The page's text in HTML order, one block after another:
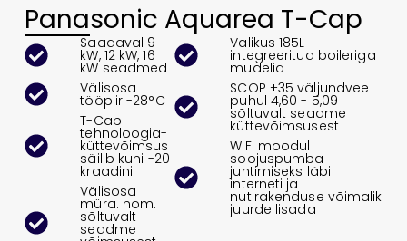
Panasonic Aquarea T-Cap
Saadaval 9
kW, 12 kW, 16
kW seadmed
Välisosa
tööpiir -28°C
T-Cap
tehnoloogia-
küttevõimsus
säilib kuni -20
kraadini
Välisosa
müra. nom.
sõltuvalt
seadme
Valikus 185L
integreeritud boileriga
mudelid
SCOP +35 väljundvee
puhul 4,60 - 5,09
sõltuvalt seadme
küttevõimsusest
WiFi moodul
soojuspumba
juhtimiseks läbi
interneti ja
nutirakenduse võimalik
juurde lisada